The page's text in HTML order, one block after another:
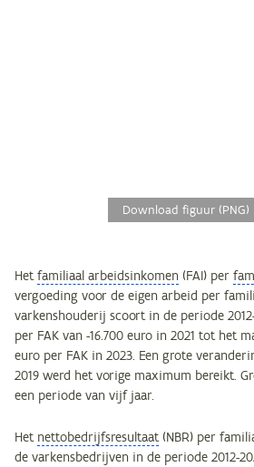
Download figuur (PNG)
Hetfamiliaal arbeidsinkomen (FAI) per
vergoeding voor de eigen arbeid per
varkenshouderij scoort in de periode
per FAK van -16.700 euro in 2021 tot het
euro per FAK in 2023. Een grote
2019 werd het vorige maximum bereikt.
een periode van vijf jaar.
Het nettobedrijfsresultaat(NBR) per
de varkensbedrijven in de periode 2012-